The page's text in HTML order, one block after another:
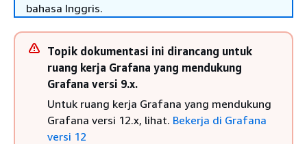
bahasa Inggris.
Topik dokumentasi ini dirancang untuk
ruang kerja Grafana yang mendukung
Grafana versi 9.x.
Untuk ruang kerja Grafana yang mendukung
Grafana versi 12.x, lihat. Bekerja di Grafana
versi 12